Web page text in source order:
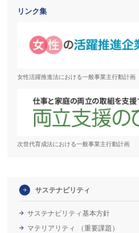
リンク集
女性活躍推進法における一般事業主行動計画
次世代育成法における一般事業主行動計画
サステナビリティ
サステナビリティ基本方針
マテリアリティ （重要課題）